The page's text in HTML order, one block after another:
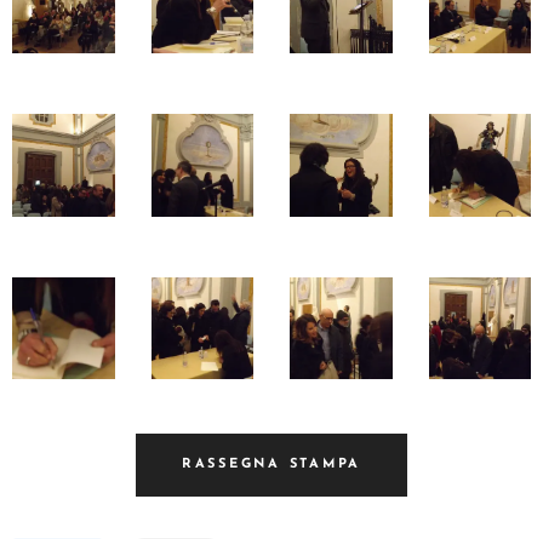
RASSEGNA STAMPA